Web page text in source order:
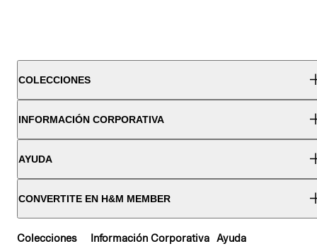
COLECCIONES
INFORMACIÓN CORPORATIVA
AYUDA
CONVERTITE EN H&M MEMBER
Colecciones Información Corporativa Ayuda